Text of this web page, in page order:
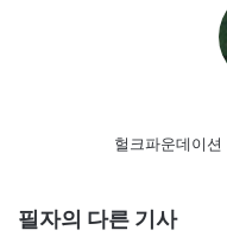
헐크파운데이
필자의 다른 기사